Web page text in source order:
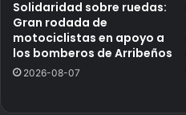
Solidaridad sobre ruedas:
Gran rodada de
motociclistas en apoyo a
los bomberos de Arribeños
2026-08-07